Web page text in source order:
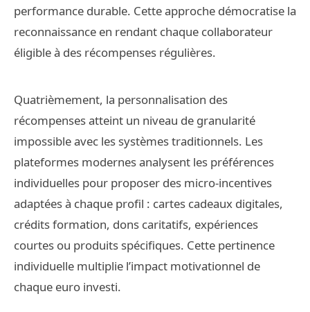
performance durable. Cette approche démocratise la
reconnaissance en rendant chaque collaborateur
éligible à des récompenses régulières.
Quatrièmement, la personnalisation des
récompenses atteint un niveau de granularité
impossible avec les systèmes traditionnels. Les
plateformes modernes analysent les préférences
individuelles pour proposer des micro-incentives
adaptées à chaque profil : cartes cadeaux digitales,
crédits formation, dons caritatifs, expériences
courtes ou produits spécifiques. Cette pertinence
individuelle multiplie l’impact motivationnel de
chaque euro investi.